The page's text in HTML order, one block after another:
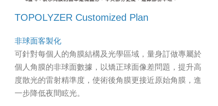
TOPOLYZER Customized Plan
非球面客製化
可針對每個人的角膜結構及光學區域，量身訂做專屬於
個人角膜的非球面數據，以矯正球面像差問題，提升高
度散光的雷射精準度，使術後角膜更接近原始角膜，進
一步降低夜間眩光。